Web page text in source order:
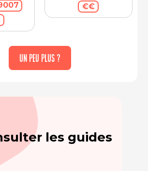
€€
UN PEU PLUS ?
les guides